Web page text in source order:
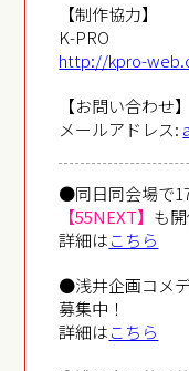
【制作協力】
K-PRO
http://kpro-
【お問い合わせ】
メールアドレス:
●同日同会場で
【55NEXT】 も開
詳細はこちら
●浅井企画コメ
募集中！
詳細はこちら